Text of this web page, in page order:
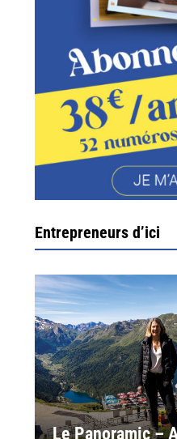
Entrepreneurs d’ici
Le Panoramic –